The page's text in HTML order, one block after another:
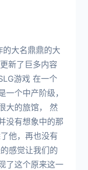
大名鼎鼎的大
新了巨多内容
游戏 在一个
个中产阶级，
大的旅馆， 然
没有想象中的那
他，再也没有
感觉让我们的
了这个原来这一